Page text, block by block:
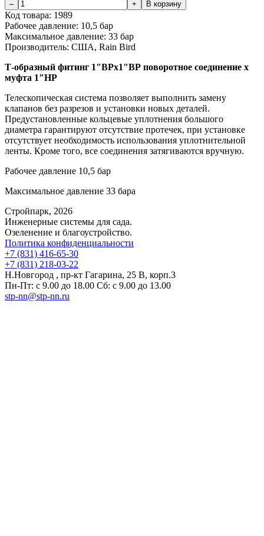
Код товара: 1989
Рабочее давление: 10,5 бар
Максимальное давление: 33 бар
Производитель: США, Rain Bird
Т-образный фитинг 1"ВРх1"ВР поворотное соединение х
муфта 1"НР
Телескопическая система позволяет выполнить замену
клапанов без разрезов и установки новых деталей.
Предустановленные кольцевые уплотнения большого
диаметра гарантируют отсутствие протечек, при установке
отсутствует необходимость использования уплотнительной
ленты. Кроме того, все соединения затягиваются вручную.
Рабочее давление 10,5 бар
Максимальное давление 33 бара
Стройпарк, 2026
Инженерные системы для сада.
Озеленение и благоустройство.
Политика конфиденциальности
+7 (831) 416-65-30
+7 (831) 218-03-22
Н.Новгород , пр-кт Гагарина, 25 В, корп.3
Пн-Пт: с 9.00 до 18.00 Сб: с 9.00 до 13.00
stp-nn@stp-nn.ru